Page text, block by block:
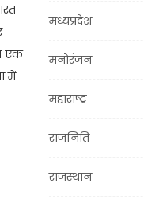
एक
में
मध्यप्रदेश
मनोरंजन
महाराष्ट्र
राजनिति
राजस्थान